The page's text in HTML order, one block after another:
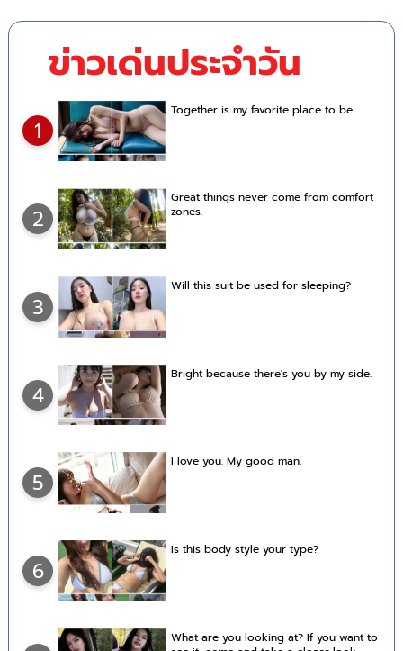
ข่าวเด่นประจำวัน
1
Together is my favorite place to be.
2
Great things never come from comfort
zones.
3
Will this suit be used for sleeping?
4
Bright because there's you by my side.
5
I love you. My good man.
6
Is this body style your type?
What are you looking at? If you want to